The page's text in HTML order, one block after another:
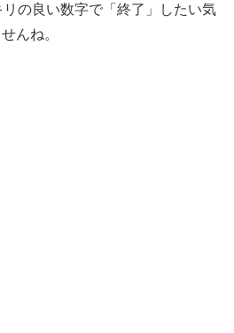
の良い数字で「終了」したい気
んね。